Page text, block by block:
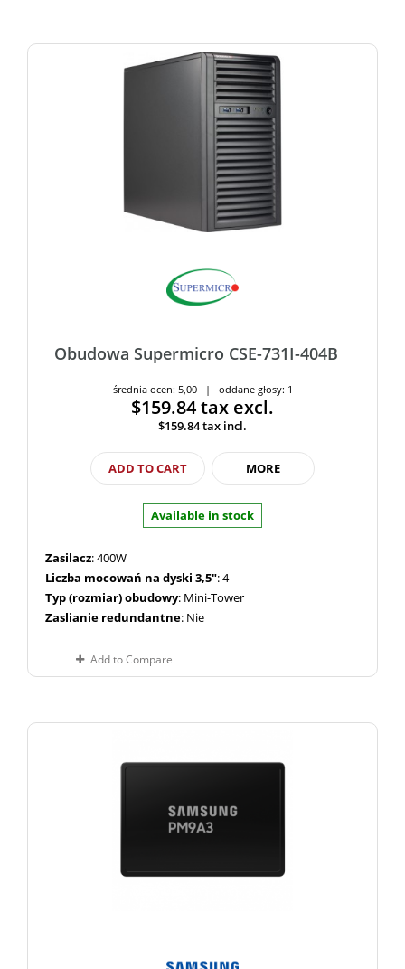
Obudowa Supermicro CSE-731I-404B
średnia ocen: 5,00 | oddane głosy: 1
$159.84tax excl.
$159.84tax incl.
ADD TO CART MORE
Available in stock
Zasilacz: 400W
Liczba mocowań na dyski 3,5": 4
Typ (rozmiar) obudowy: Mini-Tower
Zaslianie redundantne: Nie
Add to Compare